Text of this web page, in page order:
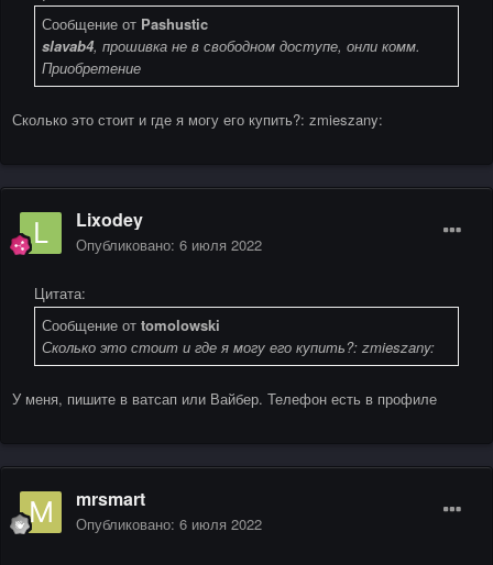
Сообщение от Pashustic
slavab4, прошивка не в свободном доступе, онли комм.
Приобретение
Сколько это стоит и где я могу его купить?: zmieszany:
Lixodey
Опубликовано: 6 июля 2022
Цитата:
Сообщение от tomolowski
Сколько это стоит и где я могу его купить?: zmieszany:
У меня, пишите в ватсап или Вайбер. Телефон есть в профиле
mrsmart
Опубликовано: 6 июля 2022